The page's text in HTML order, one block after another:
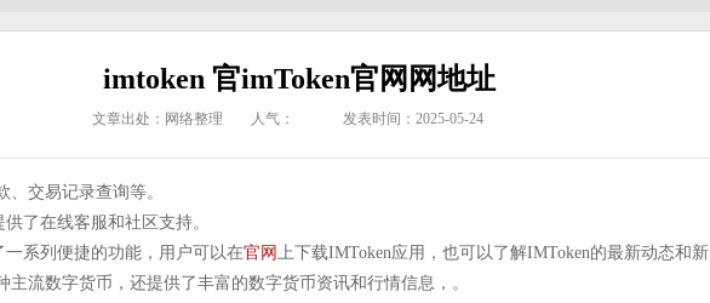
imtoken 官imToken官网网地址
文章出处：网络整理 人气： 发表时间：2025-05-24
、交易记录查询等。
供了在线客服和社区支持。
一系列便捷的功能，用户可以在官网 上下载IMToken应用，也可以了解IMToken的最新动态和新
主流数字货币，还提供了丰富的数字货币资讯和行情信息，。